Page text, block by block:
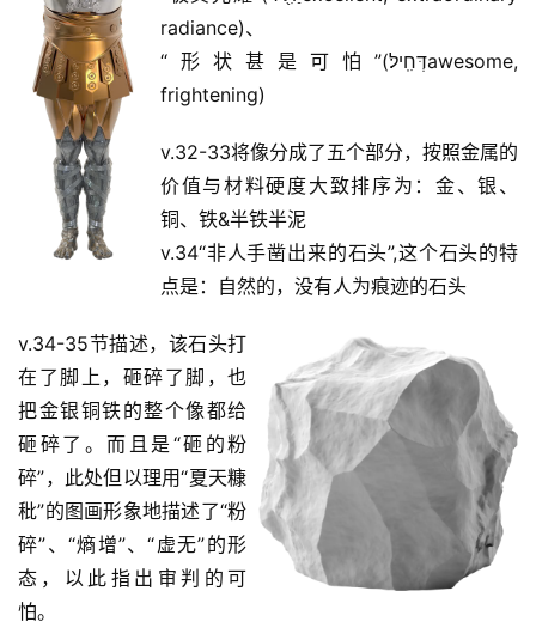
敬
拜
卷
查
热
点
回
应
关
登录 注册
radiance)、
“形状甚是可怕”(דְּחִֽיל׃awesome,
frightening)
v.32-33将像分成了五个部分，按照金属的
价值与材料硬度大致排序为：金、银、
铜、铁&半铁半泥
v.34“非人手凿出来的石头”,这个石头的特
点是：自然的，没有人为痕迹的石头
v.34-35节描述，该石头打
在了脚上，砸碎了脚，也
把金银铜铁的整个像都给
砸碎了。而且是“砸的粉
碎”，此处但以理用“夏天糠
秕”的图画形象地描述了“粉
碎”、“熵增”、“虚无”的形
态，以此指出审判的可
怕。